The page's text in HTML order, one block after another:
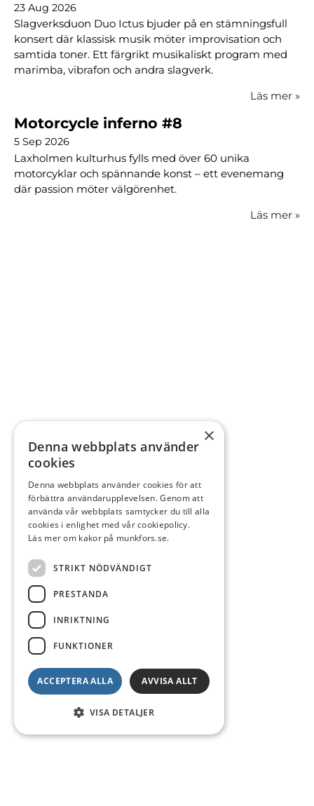
23 Aug 2026
Slagverksduon Duo Ictus bjuder på en stämningsfull
konsert där klassisk musik möter improvisation och
samtida toner. Ett färgrikt musikaliskt program med
marimba, vibrafon och andra slagverk.
Läs mer »
Motorcycle inferno #8
5 Sep 2026
Laxholmen kulturhus fylls med över 60 unika
motorcyklar och spännande konst – ett evenemang
där passion möter välgörenhet.
Läs mer »
×
Denna webbplats använder
cookies
Denna webbplats använder cookies för att
förbättra användarupplevelsen. Genom att
använda vår webbplats samtycker du till alla
cookies i enlighet med vår cookiepolicy.
Läs mer om kakor på munkfors.se.
STRIKT NÖDVÄNDIGT
PRESTANDA
INRIKTNING
FUNKTIONER
ACCEPTERA ALLA AVVISA ALLT
VISA DETALJER